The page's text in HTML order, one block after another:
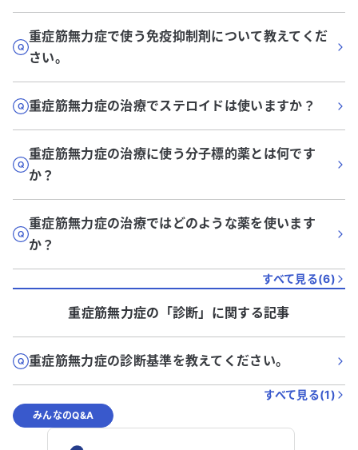
重症筋無力症で使う免疫抑制剤について教えてくだ
さい。
重症筋無力症の治療でステロイドは使いますか？
重症筋無力症の治療に使う分子標的薬とは何です
か？
重症筋無力症の治療ではどのような薬を使います
か？
すべて見る(6)
重症筋無力症の「診断」に関する記事
重症筋無力症の診断基準を教えてください。
すべて見る(1)
みんなのQ&A